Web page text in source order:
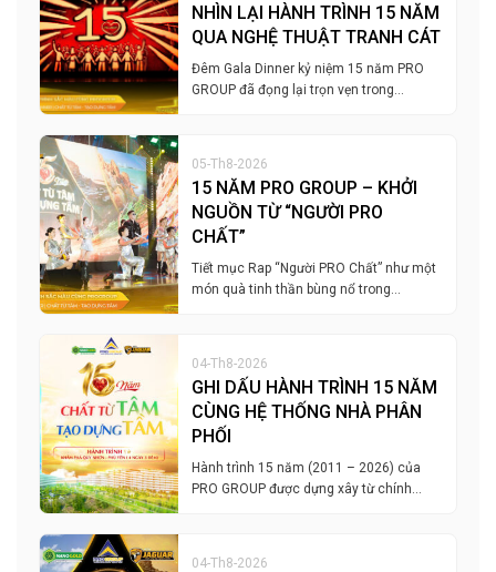
NHÌN LẠI HÀNH TRÌNH 15 NĂM
QUA NGHỆ THUẬT TRANH CÁT
Đêm Gala Dinner kỷ niệm 15 năm PRO
GROUP đã đọng lại trọn vẹn trong…
05-Th8-2026
15 NĂM PRO GROUP – KHỞI
NGUỒN TỪ “NGƯỜI PRO
CHẤT”
Tiết mục Rap “Người PRO Chất” như một
món quà tinh thần bùng nổ trong…
04-Th8-2026
GHI DẤU HÀNH TRÌNH 15 NĂM
CÙNG HỆ THỐNG NHÀ PHÂN
PHỐI
Hành trình 15 năm (2011 – 2026) của
PRO GROUP được dựng xây từ chính…
04-Th8-2026